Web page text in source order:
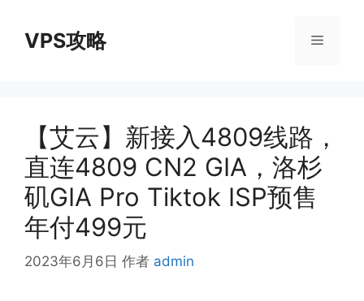
VPS攻略 菜
【艾云】新接入4809线路，
直连4809 CN2 GIA，洛杉
矶GIA Pro Tiktok ISP预售
年付499元
2023年6月6日 作者 admin